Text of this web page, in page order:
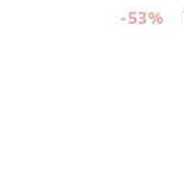
-53%